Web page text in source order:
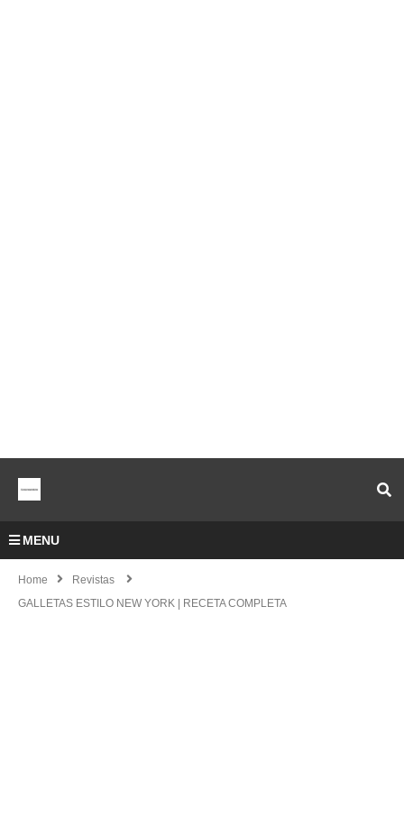
MENU
Home
Revistas
GALLETAS ESTILO NEW YORK | RECETA COMPLETA